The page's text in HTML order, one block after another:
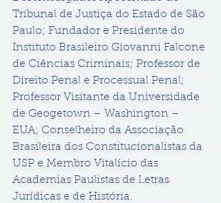
Tribunal de Justiça do Estado de São
Paulo; Fundador e Presidente do
Instituto Brasileiro Giovanni Falcone
de Ciências Criminais; Professor de
Direito Penal e Processual Penal;
Professor Visitante da Universidade
de Geogetown – Washington –
EUA; Conselheiro da Associação
Brasileira dos Constitucionalistas da
USP e Membro Vitalício das
Academias Paulistas de Letras
Jurídicas e de História.